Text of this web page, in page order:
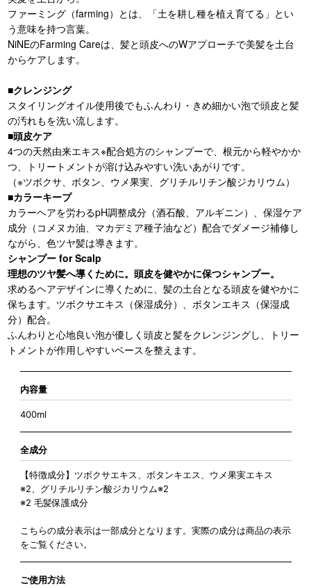
ファーミング（farming）とは、「土を耕し種を植え育てる」とい
う意味を持つ言葉。
NiNEのFarming Careは、髪と頭皮へのWアプローチで美髪を土台
からケアします。
■クレンジング
スタイリングオイル使用後でもふんわり・きめ細かい泡で頭皮と髪
の汚れもを洗い流します。
■頭皮ケア
4つの天然由来エキス※配合処方のシャンプーで、根元から軽やかか
つ、トリートメントが溶け込みやすい洗いあがりです。
（※ツボクサ、ボタン、ウメ果実、グリチルリチン酸ジカリウム）
■カラーキープ
カラーヘアを労わるpH調整成分（酒石酸、アルギニン）、保湿ケア
成分（コメヌカ油、マカデミア種子油など）配合でダメージ補修し
ながら、色ツヤ髪は導きます。
シャンプー for Scalp
理想のツヤ髪へ導くために。頭皮を健やかに保つシャンプー。
求めるヘアデザインに導くために、髪の土台となる頭皮を健やかに
保ちます。ツボクサエキス（保湿成分）、ボタンエキス（保湿成
分）配合。
ふんわりと心地良い泡が優しく頭皮と髪をクレンジングし、トリー
トメントが作用しやすいベースを整えます。
内容量
400ml
全成分
【特徴成分】ツボクサエキス、ボタンキエス、ウメ果実エキス
※2、グリチルリチン酸ジカリウム※2
※2 毛髪保護成分
こちらの成分表示は一部成分となります。実際の成分は商品の表示
をご覧ください。
ご使用方法